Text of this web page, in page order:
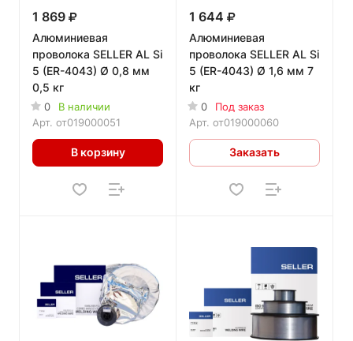
1 869
Алюминиевая
проволока SELLER AL Si
5 (ER-4043) Ø 0,8 мм
0,5 кг
0
В наличии
Арт. от019000051
В корзину
1 644
Алюминиевая
проволока SELLER AL Si
5 (ER-4043) Ø 1,6 мм 7
кг
0
Под заказ
Арт. от019000060
Заказать